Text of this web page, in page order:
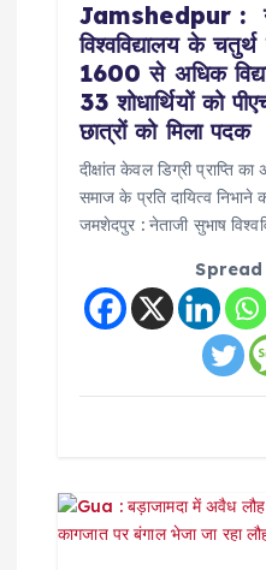
Jamshedpur :
विश्वविद्यालय के चतुर्थ
1600 से अधिक
33 शोधार्थियों को
छात्रों को मिला पदक
दीक्षांत केवल डिग्री प्राप्ति
समाज के प्रति दायित्व निभाने
जमशेदपुर : नेताजी सुभाष